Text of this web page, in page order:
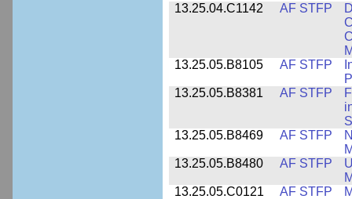
13.25.04.C1142
AF STFP
13.25.05.B8105
AF STFP
13.25.05.B8381
AF STFP
13.25.05.B8469
AF STFP
13.25.05.B8480
AF STFP
13.25.05.C0121
AF STFP